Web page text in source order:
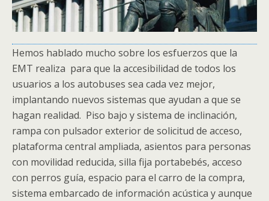
Hemos hablado mucho sobre los esfuerzos que la
EMT realiza para que la accesibilidad de todos los
usuarios a los autobuses sea cada vez mejor,
implantando nuevos sistemas que ayudan a que se
hagan realidad. Piso bajo y sistema de inclinación,
rampa con pulsador exterior de solicitud de acceso,
plataforma central ampliada, asientos para personas
con movilidad reducida, silla fija portabebés, acceso
con perros guía, espacio para el carro de la compra,
sistema embarcado de información acústica y aunque